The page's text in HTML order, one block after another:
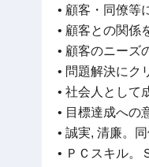
• 顧客・同僚等
• 顧客との関係
• 顧客のニーズ
• 問題解決にク
• 社会人として
• 目標達成への
• 誠実, 清廉。
• ＰＣスキル。